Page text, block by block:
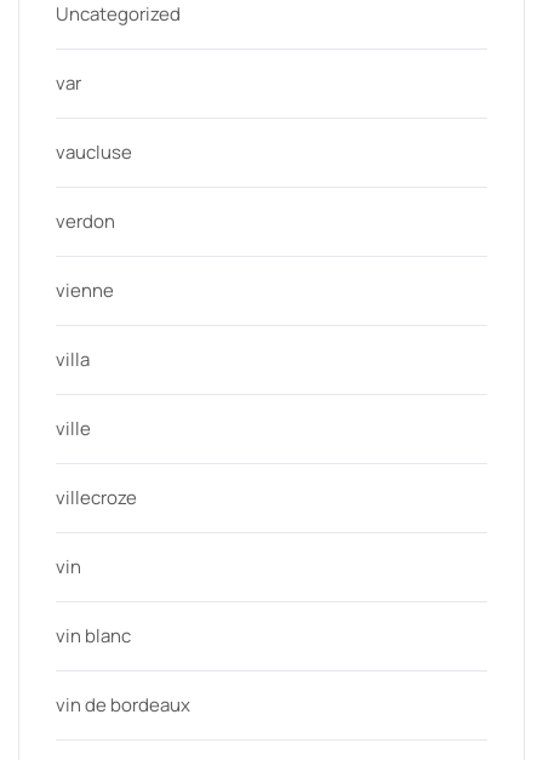
Uncategorized
var
vaucluse
verdon
vienne
villa
ville
villecroze
vin
vin blanc
vin de bordeaux